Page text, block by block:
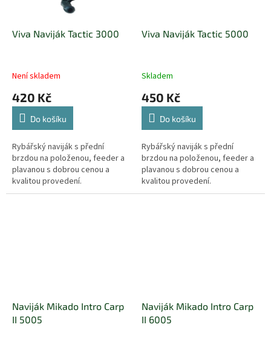
Viva Naviják Tactic 3000
Není skladem
420 Kč
Do košíku
Rybářský naviják s přední
brzdou na položenou, feeder a
plavanou s dobrou cenou a
kvalitou provedení.
Viva Naviják Tactic 5000
Skladem
450 Kč
Do košíku
Rybářský naviják s přední
brzdou na položenou, feeder a
plavanou s dobrou cenou a
kvalitou provedení.
Naviják Mikado Intro Carp
II 5005
Naviják Mikado Intro Carp
II 6005